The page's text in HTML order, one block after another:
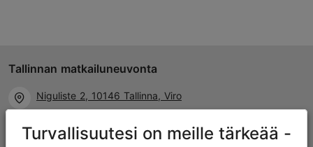
Tallinnan matkailuneuvonta
Niguliste 2, 10146 Tallinna, Viro
+372 645 7777
Turvallisuutesi on meille tärkeää -